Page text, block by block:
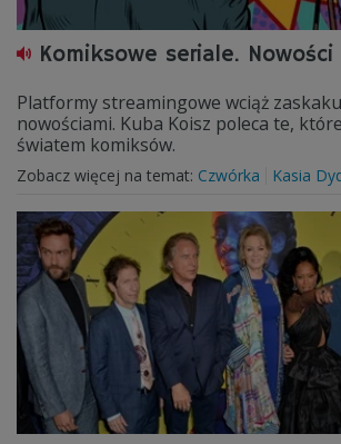
Komiksowe seriale.
Platformy streamingowe wciąż
nowościami. Kuba Koisz poleca te,
światem komiksów.
Zobacz więcej na temat: Czwórka Kasia